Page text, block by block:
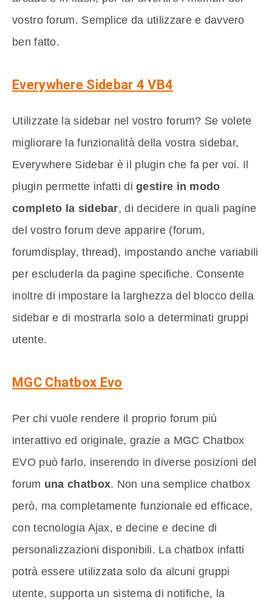
vostro forum. Semplice da utilizzare e davvero
ben fatto.
Everywhere Sidebar 4 VB4
Utilizzate la sidebar nel vostro forum? Se volete
migliorare la funzionalità della vostra sidebar,
Everywhere Sidebar è il plugin che fa per voi. Il
plugin permette infatti digestire in modo
completo la sidebar, di decidere in quali pagine
del vostro forum deve apparire (forum,
forumdisplay, thread), impostando anche variabili
per escluderla da pagine specifiche. Consente
inoltre di impostare la larghezza del blocco della
sidebar e di mostrarla solo a determinati gruppi
utente.
MGC Chatbox Evo
Per chi vuole rendere il proprio forum più
interattivo ed originale, grazie a MGC Chatbox
EVO può farlo, inserendo in diverse posizioni del
forum una chatbox. Non una semplice chatbox
però, ma completamente funzionale ed efficace,
con tecnologia Ajax, e decine e decine di
personalizzazioni disponibili. La chatbox infatti
potrà essere utilizzata solo da alcuni gruppi
utente, supporta un sistema di notifiche, la